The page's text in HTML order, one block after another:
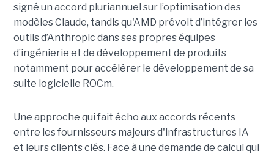
signé un accord pluriannuel sur l’optimisation des
modèles Claude, tandis qu'AMD prévoit d’intégrer les
outils d’Anthropic dans ses propres équipes
d’ingénierie et de développement de produits
notamment pour accélérer le développement de sa
suite logicielle ROCm.
Une approche qui fait écho aux accords récents
entre les fournisseurs majeurs d'infrastructures IA
et leurs clients clés. Face à une demande de calcul qui